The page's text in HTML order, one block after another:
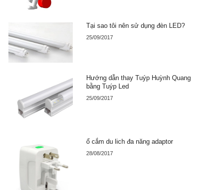
Tại sao tôi nên sử dụng đèn LED?
25/09/2017
Hướng dẫn thay Tuýp Huỳnh Quang
bằng Tuýp Led
25/09/2017
ổ cắm du lich đa năng adaptor
28/08/2017